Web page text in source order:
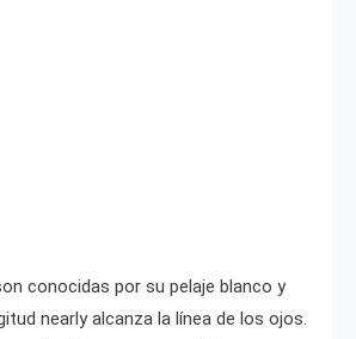
conocidas por su pelaje blanco y
nearly alcanza la línea de los ojos.